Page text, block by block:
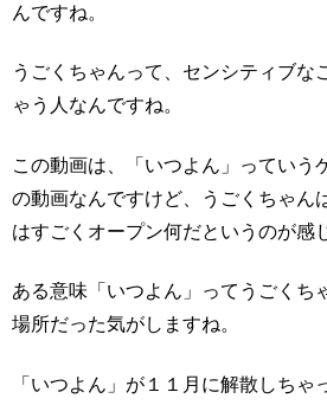
んですね。
うごくちゃんって、センシティブな
ゃう人なんですね。
この動画は、「いつよん」っていう
の動画なんですけど、うごくちゃん
はすごくオープン何だというのが感
ある意味「いつよん」ってうごくち
場所だった気がしますね。
「いつよん」が１１月に解散しちゃ